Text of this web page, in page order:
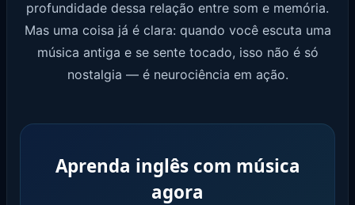
profundidade dessa relação entre som e memória.
Mas uma coisa já é clara: quando você escuta uma
música antiga e se sente tocado, isso não é só
nostalgia — é neurociência em ação.
Aprenda inglês com música
agora